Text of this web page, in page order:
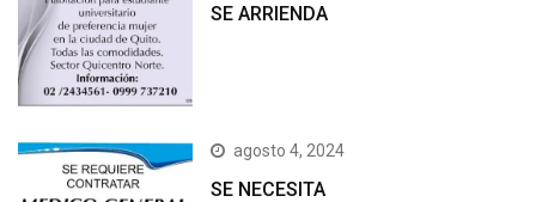
SE ARRIENDA
agosto 4, 2024
SE NECESITA